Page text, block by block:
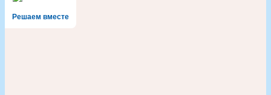
Решаем вместе